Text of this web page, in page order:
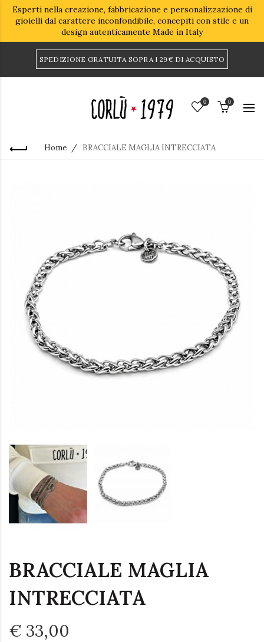
Esperti nella creazione, fabbricazione e personalizzazione di
gioielli dal carattere inconfondibile, concepiti con stile e un
design autenticamente Made in Italy
SPEDIZIONE GRATUITA SOPRA I 29€ DI ACQUISTO
0 0
Home BRACCIALE MAGLIA INTRECCIATA
BRACCIALE MAGLIA
INTRECCIATA
€ 33,00